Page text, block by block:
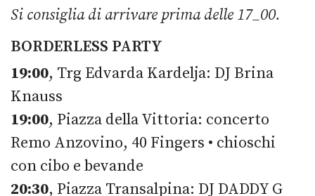
Si consiglia di arrivare prima delle 17_00.
BORDERLESS PARTY
19:00, Trg Edvarda Kardelja: DJ Brina
Knauss
19:00, Piazza della Vittoria: concerto
Remo Anzovino, 40 Fingers • chioschi
con cibo e bevande
20:30, Piazza Transalpina: DJ DADDY G